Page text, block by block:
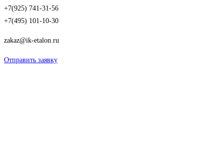
+7(925) 741-31-56
+7(495) 101-10-30
zakaz@ik-etalon.ru
Отправить заявку